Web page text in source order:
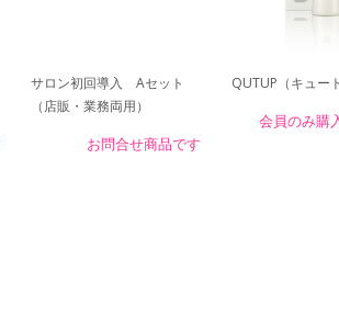
サロン初回導入 Aセット
（店販・業務両用）
お問合せ商品です
QUTUP（キュー
会員のみ購